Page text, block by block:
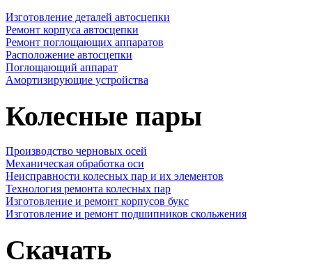
Изготовление деталей автосцепки
Ремонт корпуса автосцепки
Ремонт поглощающих аппаратов
Расположение автосцепки
Поглощающий аппарат
Амортизирующие устройства
Колесные пары
Производство черновых осей
Механическая обработка оси
Неисправности колесных пар и их элементов
Технология ремонта колесных пар
Изготовление и ремонт корпусов букс
Изготовление и ремонт подшипников скольжения
Скачать